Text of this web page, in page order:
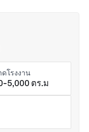
โรงงาน
5,000 ตร.ม